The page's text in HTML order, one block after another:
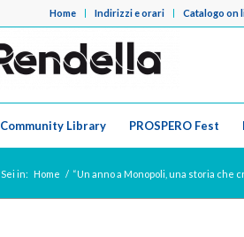
Home Indirizzi e orari Catalogo on
Community Library PROSPERO Fest
Sei in: Home / “Un anno a Monopoli, una storia che